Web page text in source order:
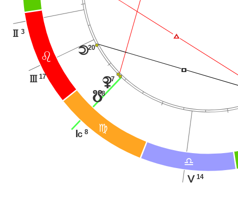
?
@
A
3
17
I
8
J
14
K
o20
{7
y8
Í
Ï